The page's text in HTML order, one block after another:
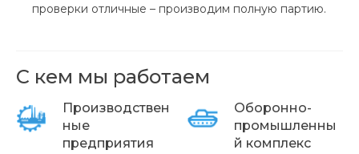
проверки отличные – производим полную партию.
С кем мы работаем
Производствен
ные
предприятия
Оборонно-
промышленны
й комплекс